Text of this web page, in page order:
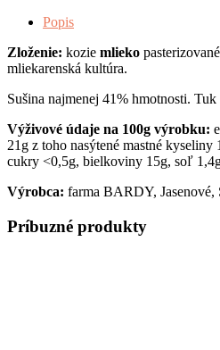
Popis
Zloženie: kozie mlieko
mliekarenská kultúra.
Sušina najmenej 41% hmotnosti.
Výživové údaje na 100g výrobku:
21g z toho nasýtené mastné
cukry <0,5g, bielkoviny 15g, soľ
Výrobca: farma BARDY, Jasenové,
Príbuzné produkty